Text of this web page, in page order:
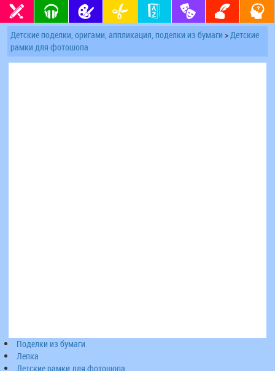
Детские поделки, оригами, аппликация, поделки из бумаги >Детские
рамки для фотошопа
Поделки из бумаги
Лепка
Детские рамки для фотошопа